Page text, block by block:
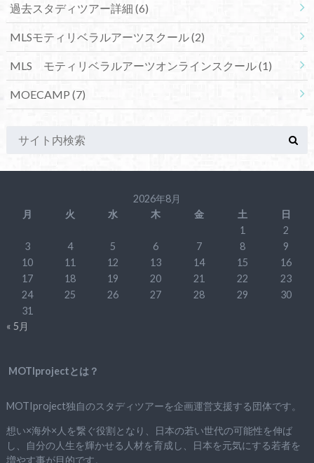
過去スタディツアー詳細 (6)
MLSモティリベラルアーツスクール(2)
MLS モティリベラルアーツオンラインスクール(1)
MOECAMP (7)
2026年8月
月
火 水 木 金 土
日
1
2
3
4 5 6 7 8
9
10
11 12 13 14 15
16
17
18 19 20 21 22
23
24
25 26 27 28 29
30
31
« 5月
MOTIprojectとは？
MOTIproject独自のスタディツアーを企画運営支援する団体です。
想い×海外×人を繋ぐ役割となり、日本の若い世代の可能性を伸ば
し、自分の人生を輝かせる人材を育成し、日本を元気にする若者を
増やす事が目的です。